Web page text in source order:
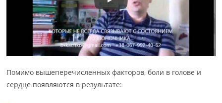
Помимо вышеперечисленных факторов, боли в голове и
сердце появляются в результате: